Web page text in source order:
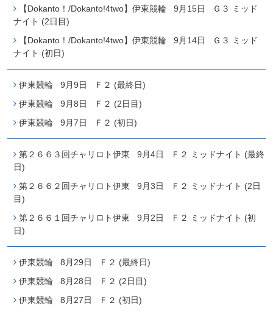
【Dokanto！/Dokanto!4two】伊東競輪 9月15日 Ｇ３ ミッド
ナイト (2日目)
【Dokanto！/Dokanto!4two】伊東競輪 9月14日 Ｇ３ ミッド
ナイト (初日)
伊東競輪 9月9日 Ｆ２ (最終日)
伊東競輪 9月8日 Ｆ２ (2日目)
伊東競輪 9月7日 Ｆ２ (初日)
第２６６３回チャリロト伊東 9月4日 Ｆ２ ミッドナイト (最終
日)
第２６６２回チャリロト伊東 9月3日 Ｆ２ ミッドナイト (2日
目)
第２６６１回チャリロト伊東 9月2日 Ｆ２ ミッドナイト (初
日)
伊東競輪 8月29日 Ｆ２ (最終日)
伊東競輪 8月28日 Ｆ２ (2日目)
伊東競輪 8月27日 Ｆ２ (初日)